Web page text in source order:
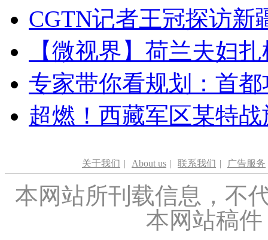
CGTN记者王冠探访新
【微视界】荷兰夫妇
专家带你看规划：首
超燃！西藏军区某特
关于我们 | About us | 联系我们 | 广告服务
本网站所刊载信息，不
本网站稿